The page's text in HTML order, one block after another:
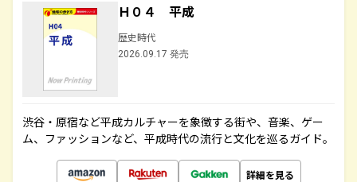
Ｈ０４ 平成
歴史時代
2026.09.17 発売
渋谷・原宿など平成カルチャーを象徴する街や、音楽、ゲー
ム、ファッションなど、平成時代の流行と文化を巡るガイド。
詳細を見る